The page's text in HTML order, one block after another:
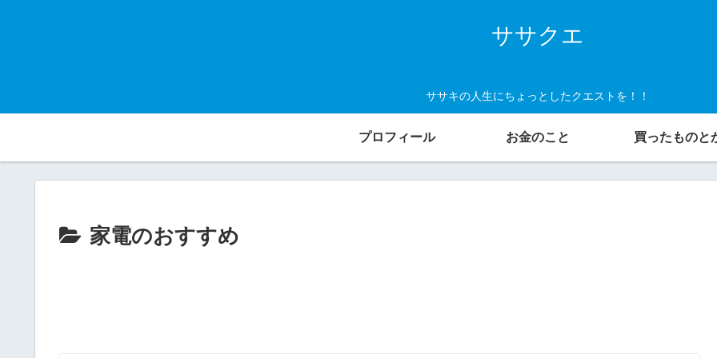
ササクエ
ササキの人生にちょっとしたクエストを！！
プロフィール お金のこと 買ったものと
家電のおすすめ